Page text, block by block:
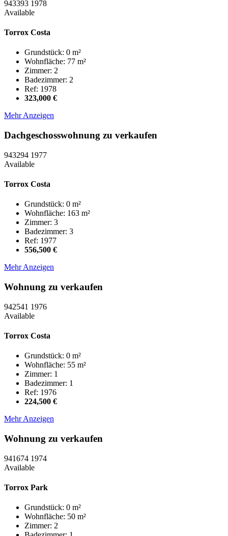
943393 1978
Available
Torrox Costa
Grundstück: 0 m²
Wohnfläche: 77 m²
Zimmer: 2
Badezimmer: 2
Ref: 1978
323,000 €
Mehr Anzeigen
Dachgeschosswohnung zu verkaufen
943294 1977
Available
Torrox Costa
Grundstück: 0 m²
Wohnfläche: 163 m²
Zimmer: 3
Badezimmer: 3
Ref: 1977
556,500 €
Mehr Anzeigen
Wohnung zu verkaufen
942541 1976
Available
Torrox Costa
Grundstück: 0 m²
Wohnfläche: 55 m²
Zimmer: 1
Badezimmer: 1
Ref: 1976
224,500 €
Mehr Anzeigen
Wohnung zu verkaufen
941674 1974
Available
Torrox Park
Grundstück: 0 m²
Wohnfläche: 50 m²
Zimmer: 2